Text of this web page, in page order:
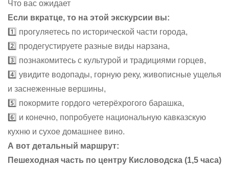
Что вас ожидает
Если вкратце, то на этой экскурсии вы:
1️⃣ прогуляетесь по исторической части города,
2️⃣ продегустируете разные виды нарзана,
3️⃣ познакомитесь с культурой и традициями горцев,
4️⃣ увидите водопады, горную реку, живописные ущелья
и заснеженные вершины,
5️⃣ покормите гордого четерёхрогого барашка,
6️⃣ и конечно, попробуете национальную кавказскую
кухню и сухое домашнее вино.
А вот детальный маршрут:
Пешеходная часть по центру Кисловодска (1,5 часа)